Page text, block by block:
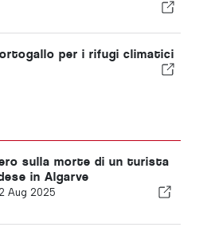
per i rifugi climatici
sulla morte di un turista
in Algarve
Aug 2025